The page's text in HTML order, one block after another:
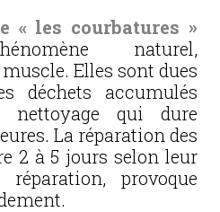
« les courbatures »
naturel,
Elles sont dues
déchets accumulés
nettoyage qui dure
La réparation des
2 à 5 jours selon leur
réparation, provoque